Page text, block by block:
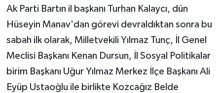
Ak Parti Bartın il başkanı Turhan Kalaycı, dün
Hüseyin Manav'dan görevi devraldıktan sonra bu
sabah ilk olarak, Milletvekili Yılmaz Tunç, İl Genel
Meclisi Başkanı Kenan Dursun, İl Sosyal Politikalar
birim Başkanı Uğur Yılmaz Merkez İlçe Başkanı Ali
Eyüp Ustaoğlu ile birlikte Kozcağız Belde